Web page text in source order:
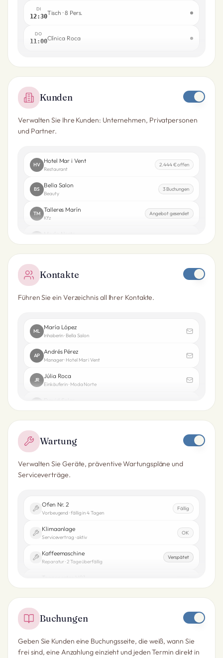
DI
12:30Tisch · 8 Pers.
DO
11:00Clínica Roca
Kunden
Verwalten Sie Ihre Kunden: Unternehmen, Privatpersonen
und Partner.
HV
Hotel Mar i Vent
Restaurant
2.444 € offen
BS
Bella Salon
Beauty
3 Buchungen
TM
Talleres Marín
Kfz
Angebot gesendet
Moda Norte
Kontakte
Führen Sie ein Verzeichnis all Ihrer Kontakte.
ML
María López
Inhaberin · Bella Salon
AP
Andrés Pérez
Manager · Hotel Mar i Vent
JR
Júlia Roca
Einkäuferin · Moda Norte
David Soler
Wartung
Verwalten Sie Geräte, präventive Wartungspläne und
Serviceverträge.
Ofen Nr. 2
Vorbeugend · fällig in 4 Tagen
Fällig
Klimaanlage
Servicevertrag · aktiv
OK
Kaffeemaschine
Reparatur · 2 Tage überfällig
Verspätet
Transporter V01
Buchungen
Geben Sie Kunden eine Buchungsseite, die weiß, wann Sie
frei sind, eine Anzahlung einzieht und jeden Termin direkt in